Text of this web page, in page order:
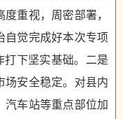
重视，周密部署，
自觉完成好本次专项
打下坚实基础。二是
场安全稳定。对县内
汽车站等重点部位加